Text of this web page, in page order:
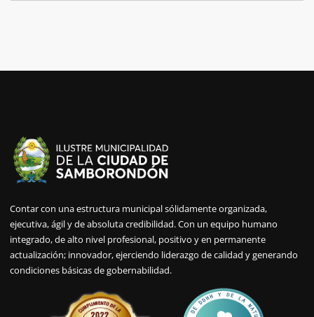
Contar con una estructura municipal sólidamente organizada,
ejecutiva, ágil y de absoluta credibilidad. Con un equipo humano
integrado, de alto nivel profesional, positivo y en permanente
actualización; innovador, ejerciendo liderazgo de calidad y generando
condiciones básicas de gobernabilidad.